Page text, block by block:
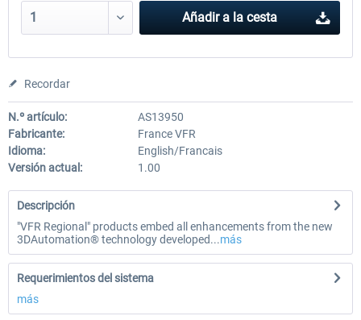
Añadir a la cesta
Recordar
N.º artículo:
AS13950
Fabricante:
France VFR
Idioma:
English/Francais
Versión actual:
1.00
Descripción
"VFR Regional" products embed all enhancements from the new
3DAutomation® technology developed...más
Requerimientos del sistema
más